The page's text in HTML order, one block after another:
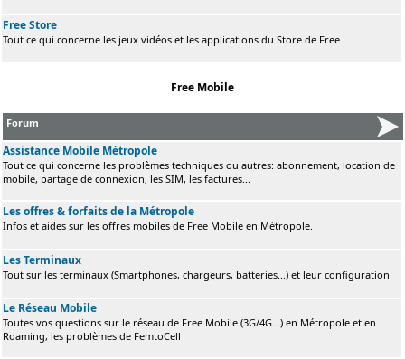
Free Store
Tout ce qui concerne les jeux vidéos et les applications du Store de Free
Free Mobile
Forum
Assistance Mobile Métropole
Tout ce qui concerne les problèmes techniques ou autres: abonnement, location de
mobile, partage de connexion, les SIM, les factures...
Les offres & forfaits de la Métropole
Infos et aides sur les offres mobiles de Free Mobile en Métropole.
Les Terminaux
Tout sur les terminaux (Smartphones, chargeurs, batteries...) et leur configuration
Le Réseau Mobile
Toutes vos questions sur le réseau de Free Mobile (3G/4G...) en Métropole et en
Roaming, les problèmes de FemtoCell